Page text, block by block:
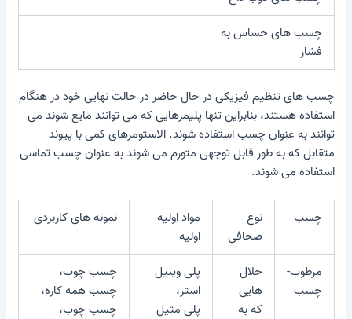
چسب های حساس به
فشار
چسب های تنظیم فیزیکیدر حال حاضر در حالت نهایی خود در هنگام
استفاده هستند، بنابراین تنها پلیمرهایی که می توانند مایع شوند می
توانند به عنوان چسب استفاده شوند. الاستومرهای کمی با پیوند
متقابل که به طور قابل توجهی متورم می شوند به عنوان چسب تماسی
استفاده می شوند.
چسب
نوع
صحافی
مواد اولیه
اولیه
نمونه های کاربردی
مرطوب-
چسب
حلال
هایی
که به
پلی وینیل
استر،
پلی متیل
چسب چوب،
چسب همه کاره،
چسب چوب،